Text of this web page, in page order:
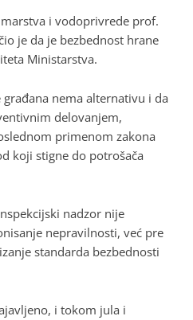
i vodoprivrede prof.
je da je bezbednost hrane
Ministarstva.
nema alternativu i da
delovanjem,
primenom zakona
koji stigne do potrošača
nadzor nije
nepravilnosti, već pre
standarda bezbednosti
i tokom jula i